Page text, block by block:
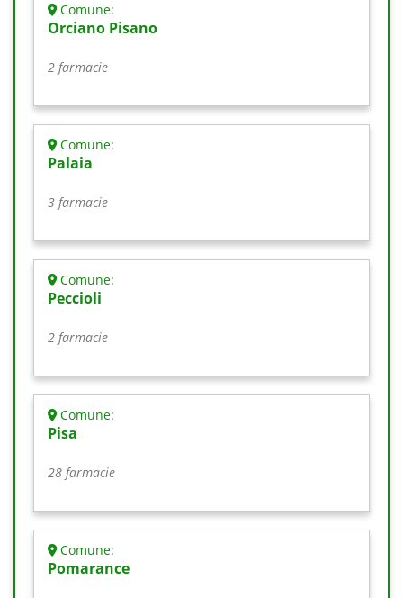
Comune:
Orciano Pisano
2 farmacie
Comune:
Palaia
3 farmacie
Comune:
Peccioli
2 farmacie
Comune:
Pisa
28 farmacie
Comune:
Pomarance